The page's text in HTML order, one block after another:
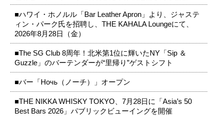
■ハワイ・ホノルル「Bar Leather Apron」より、ジャステ
ィン・パーク氏を招聘し、THE KAHALA Loungeにて、
2026年8月28日（金）
■The SG Club 8周年！北米第1位に輝いたNY「Sip ＆
Guzzle」のバーテンダーが“里帰り”ゲストシフト
■バー「Ночь（ノーチ）」オープン
■THE NIKKA WHISKY TOKYO、7月28日に「Asia’s 50
Best Bars 2026」パブリックビューイングを開催